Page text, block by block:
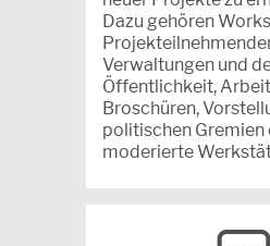
Dazu gehören
Verwaltungen und
Öffentlichkeit,
Broschüren,
politischen Gremien
moderierte